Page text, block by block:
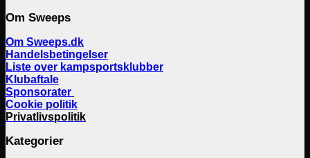
Om Sweeps
Om Sweeps.dk
Handelsbetingelser
Liste over kampsportsklubber
Klubaftale
Sponsorater
Cookie politik
Privatlivspolitik
Kategorier